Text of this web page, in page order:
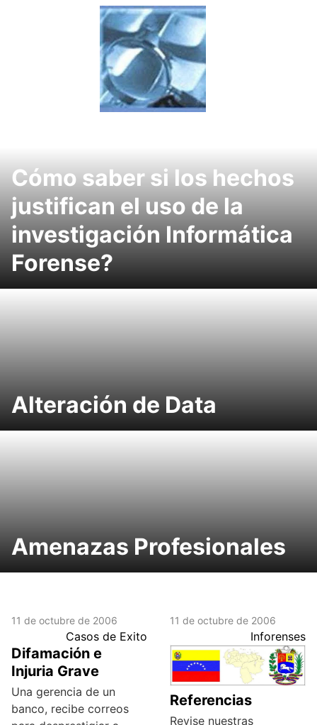
Cómo saber si los hechos
justifican el uso de la
investigación Informática
Forense?
Alteración de Data
Amenazas Profesionales
11 de octubre de 2006
Casos de Exito
Difamación e
Injuria Grave
Una gerencia de un
banco, recibe correos
11 de octubre de 2006
Inforenses
Referencias
Revise nuestras